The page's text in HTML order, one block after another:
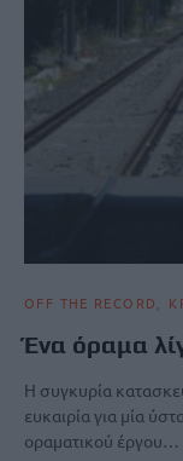
OFF THE RECORD
Ένα όραμα
Η συγκυρία
ευκαιρία για μία
οραματικού έργου…